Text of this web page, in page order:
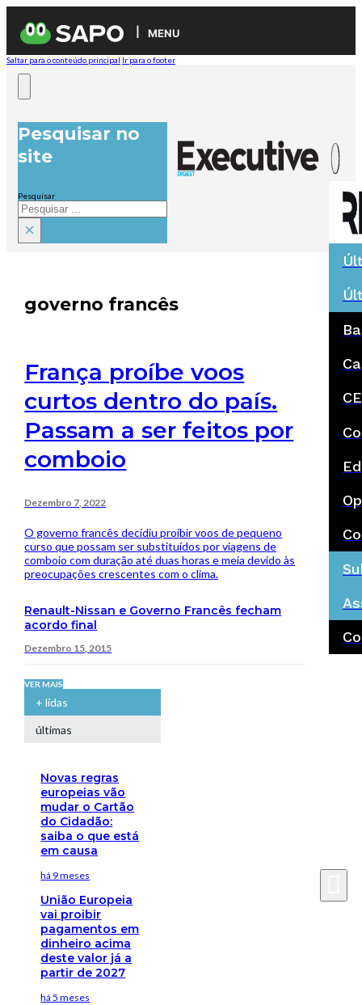
MENU
Saltar para o conteúdo principal Ir para o footer
Pesquisar no
site
Pesquisar
×
governo francês
França proíbe voos
curtos dentro do país.
Passam a ser feitos por
comboio
Dezembro 7, 2022
O governo francês decidiu proibir voos de pequeno
curso que possam ser substituídos por viagens de
comboio com duração até duas horas e meia devido às
preocupações crescentes com o clima.
Renault-Nissan e Governo Francês fecham
acordo final
Dezembro 15, 2015
VER MAIS
+ lidas
últimas
Novas regras
europeias vão
mudar o Cartão
do Cidadão:
saiba o que está
em causa
há 9 meses
União Europeia
vai proibir
pagamentos em
dinheiro acima
deste valor já a
partir de 2027
há 5 meses